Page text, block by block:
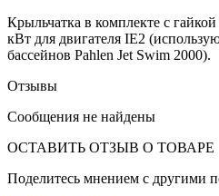
Крыльчатка в комплекте с
кВт для двигателя IE2
бассейнов Pahlen Jet Swim 2000).
Отзывы
Сообщения не найдены
ОСТАВИТЬ ОТЗЫВ О ТОВАРЕ
Поделитесь мнением с другими